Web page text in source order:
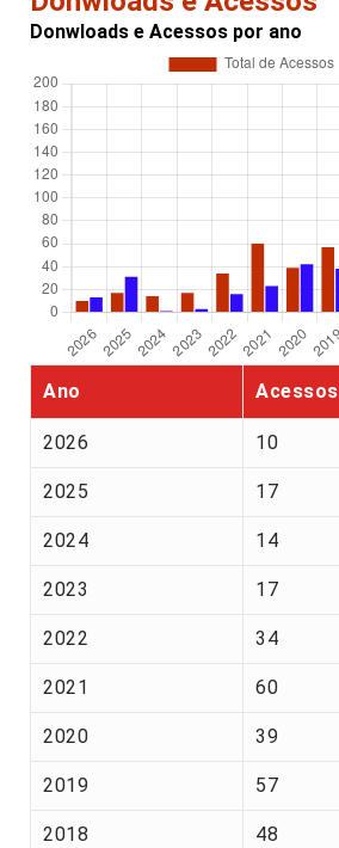
Donwloads e Acessos por ano
Ano Acessos
2026 10
2025 17
2024 14
2023 17
2022 34
2021 60
2020 39
2019 57
2018 48